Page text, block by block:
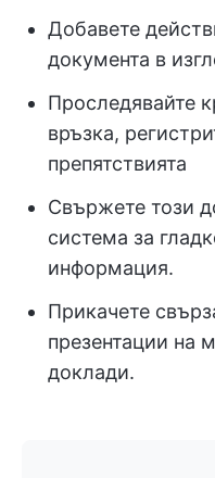
Добавете
документа в
Проследявайте
връзка,
препятствията
Свържете този
система за
информация.
Прикачете
презентации на
доклади.